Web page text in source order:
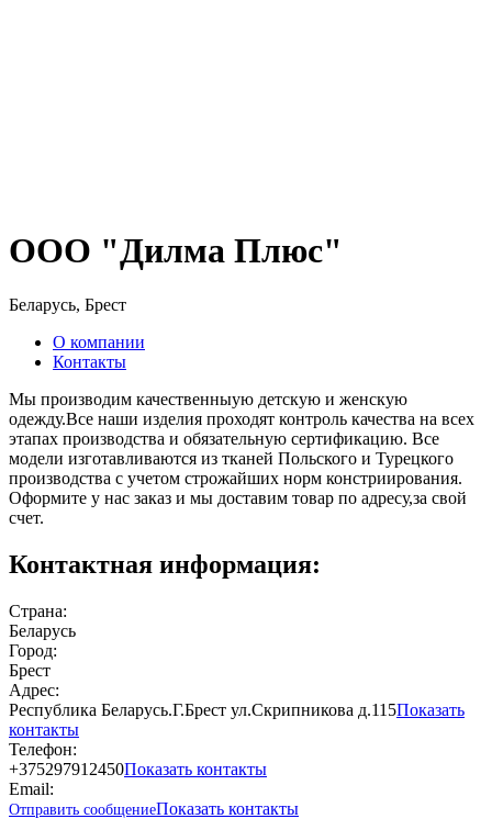
ООО "Дилма Плюс"
Беларусь, Брест
О компании
Контакты
Мы производим качественныую детскую и женскую
одежду.Все наши изделия проходят контроль качества на всех
этапах производства и обязательную сертификацию. Все
модели изготавливаются из тканей Польского и Турецкого
производства с учетом строжайших норм констриирования.
Оформите у нас заказ и мы доставим товар по адресу,за свой
счет.
Контактная информация:
Страна:
Беларусь
Город:
Брест
Адрес:
Республика Беларусь.Г.Брест ул.Скрипникова д.115Показать
контакты
Телефон:
+375297912450Показать контакты
Email:
Отправить сообщениеПоказать контакты